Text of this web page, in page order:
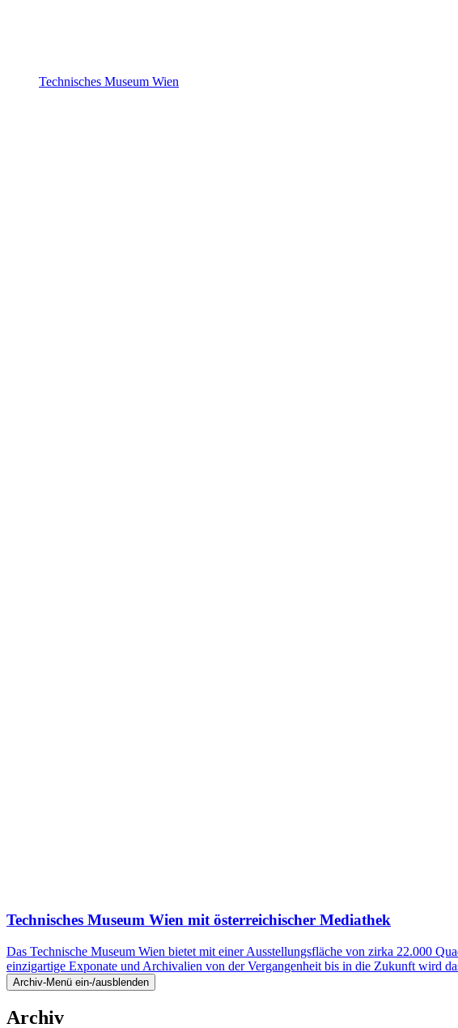
Technisches Museum Wien
Technisches Museum Wien mit österreichischer Mediathek
Das Technische Museum Wien bietet mit einer Ausstellungsfläche von zirka 22.000
einzigartige Exponate und Archivalien von der Vergangenheit bis in die Zukunft wird
Archiv-Menü ein-/ausblenden
Archiv